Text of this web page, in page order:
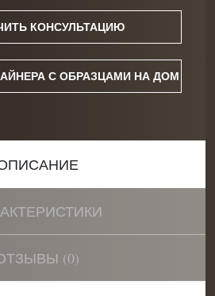
КОНСУЛЬТАЦИЮ
С ОБРАЗЦАМИ НА ДОМ
(0)